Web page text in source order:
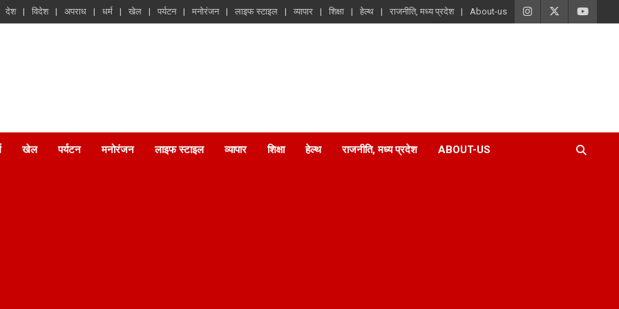
देश विदेश अपराध धर्म खेल पर्यटन मनोरंजन लाइफ स्टाइल व्यापार शिक्षा हेल्थ राजनीति, मध्य प्रदेश About-us
खेल पर्यटन मनोरंजन लाइफ स्टाइल व्यापार शिक्षा हेल्थ राजनीति, मध्य प्रदेश ABOUT-US